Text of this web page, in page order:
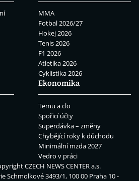
MMA
Fotbal 2026/27
Hokej 2026
Tenis 2026
F1 2026
Atletika 2026
Cyklistika 2026
Ekonomika
Temu a clo
Spořicí účty
Superdávka – změny
Chybějící roky k důchodu
Minimální mzda 2027
Vedro v práci
CZECH NEWS CENTER a.s.
Schmolkové 3493/1, 100 00 Praha 10 -